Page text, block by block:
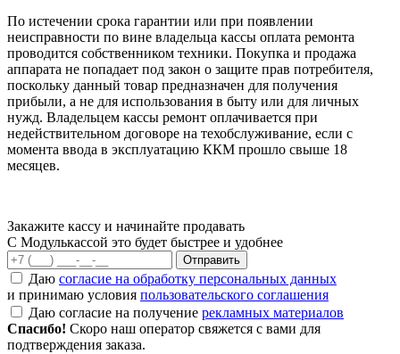
По истечении срока гарантии или при появлении
неисправности по вине владельца кассы оплата ремонта
проводится собственником техники. Покупка и продажа
аппарата не попадает под закон о защите прав потребителя,
поскольку данный товар предназначен для получения
прибыли, а не для использования в быту или для личных
нужд. Владельцем кассы ремонт оплачивается при
недействительном договоре на техобслуживание, если с
момента ввода в эксплуатацию ККМ прошло свыше 18
месяцев.
Закажите кассу и начинайте продавать
С Модулькассой это будет быстрее и удобнее
Отправить
Даю согласие на обработку персональных данных
и принимаю условия пользовательского соглашения
Даю согласие на получение рекламных материалов
Спасибо! Скоро наш оператор свяжется с вами для
подтверждения заказа.